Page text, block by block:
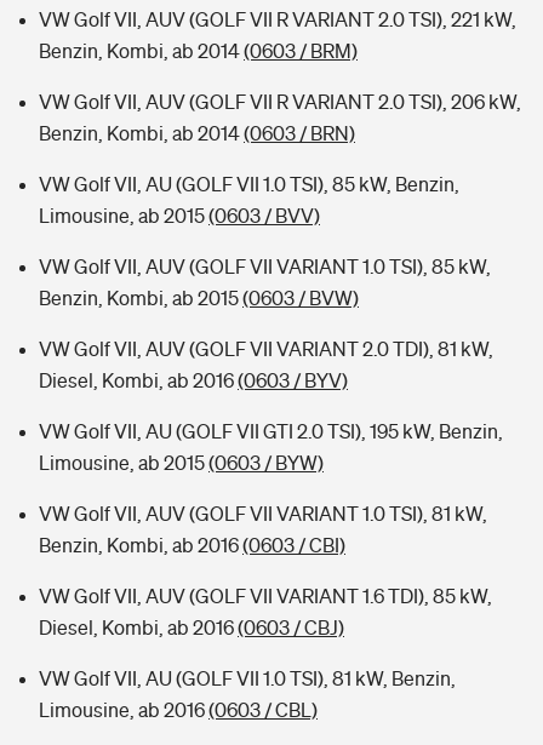
VW Golf VII, AUV (GOLF VII R VARIANT 2.0 TSI), 221 kW,
Benzin, Kombi, ab 2014(0603 / BRM)
VW Golf VII, AUV (GOLF VII R VARIANT 2.0 TSI), 206 kW,
Benzin, Kombi, ab 2014(0603 / BRN)
VW Golf VII, AU (GOLF VII 1.0 TSI), 85 kW, Benzin,
Limousine, ab 2015(0603 / BVV)
VW Golf VII, AUV (GOLF VII VARIANT 1.0 TSI), 85 kW,
Benzin, Kombi, ab 2015(0603 / BVW)
VW Golf VII, AUV (GOLF VII VARIANT 2.0 TDI), 81 kW,
Diesel, Kombi, ab 2016(0603 / BYV)
VW Golf VII, AU (GOLF VII GTI 2.0 TSI), 195 kW, Benzin,
Limousine, ab 2015(0603 / BYW)
VW Golf VII, AUV (GOLF VII VARIANT 1.0 TSI), 81 kW,
Benzin, Kombi, ab 2016(0603 / CBI)
VW Golf VII, AUV (GOLF VII VARIANT 1.6 TDI), 85 kW,
Diesel, Kombi, ab 2016(0603 / CBJ)
VW Golf VII, AU (GOLF VII 1.0 TSI), 81 kW, Benzin,
Limousine, ab 2016(0603 / CBL)